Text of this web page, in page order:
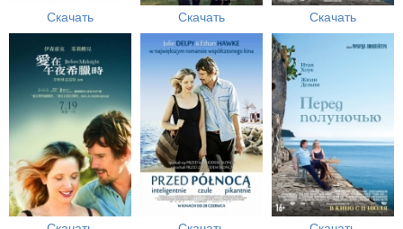
Скачать Скачать Скачать